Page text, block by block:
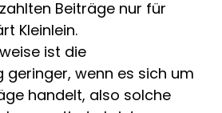
Beiträge nur für
Kleinlein.
ist die
geringer, wenn es sich um
handelt, also solche